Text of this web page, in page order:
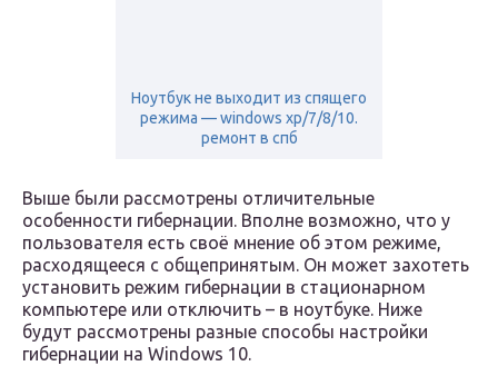
Ноутбук не выходит из спящего
режима — windows xp/7/8/10.
ремонт в спб
Выше были рассмотрены отличительные
особенности гибернации. Вполне возможно, что у
пользователя есть своё мнение об этом режиме,
расходящееся с общепринятым. Он может захотеть
установить режим гибернации в стационарном
компьютере или отключить – в ноутбуке. Ниже
будут рассмотрены разные способы настройки
гибернации на Windows 10.